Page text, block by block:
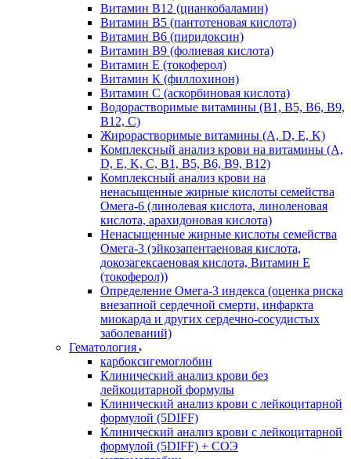
Витамин В12 (цианкобаламин)
Витамин В5 (пантотеновая кислота)
Витамин В6 (пиридоксин)
Витамин В9 (фолиевая кислота)
Витамин Е (токоферол)
Витамин К (филлохинон)
Витамин С (аскорбиновая кислота)
Водорастворимые витамины (B1, B5, B6, В9,
В12, С)
Жирорастворимые витамины (A, D, E, K)
Комплексный анализ крови на витамины (A,
D, E, K, C, B1, B5, B6, В9, B12)
Комплексный анализ крови на
ненасыщенные жирные кислоты семейства
Омега-6 (линолевая кислота, линоленовая
кислота, арахидоновая кислота)
Ненасыщенные жирные кислоты семейства
Омега-3 (эйкозапентаеновая кислота,
докозагексаеновая кислота, Витамин E
(токоферол))
Определение Омега-3 индекса (оценка риска
внезапной сердечной смерти, инфаркта
миокарда и других сердечно-сосудистых
заболеваний)
Гематология
карбоксигемоглобин
Клинический анализ крови без
лейкоцитарной формулы
Клинический анализ крови с лейкоцитарной
формулой (5DIFF)
Клинический анализ крови с лейкоцитарной
формулой (5DIFF) + СОЭ